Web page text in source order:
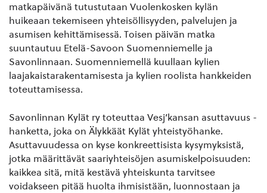
matkapäivänä tutustutaan Vuolenkosken kylän
huikeaan tekemiseen yhteisöllisyyden, palvelujen ja
asumisen kehittämisessä. Toisen päivän matka
suuntautuu Etelä-Savoon Suomenniemelle ja
Savonlinnaan. Suomenniemellä kuullaan kylien
laajakaistarakentamisesta ja kylien roolista hankkeiden
toteuttamisessa.
Savonlinnan Kylät ry toteuttaa Vesj’kansan asuttavuus -
hanketta, joka on Älykkäät Kylät yhteistyöhanke.
Asuttavuudessa on kyse konkreettisista kysymyksistä,
jotka määrittävät saariyhteisöjen asumiskelpoisuuden:
kaikkea sitä, mitä kestävä yhteiskunta tarvitsee
voidakseen pitää huolta ihmisistään, luonnostaan ja